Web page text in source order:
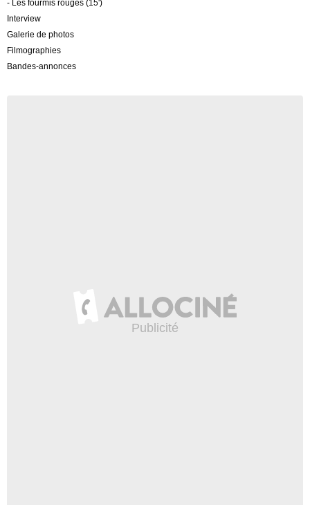
- Les fourmis rouges (15')
Interview
Galerie de photos
Filmographies
Bandes-annonces